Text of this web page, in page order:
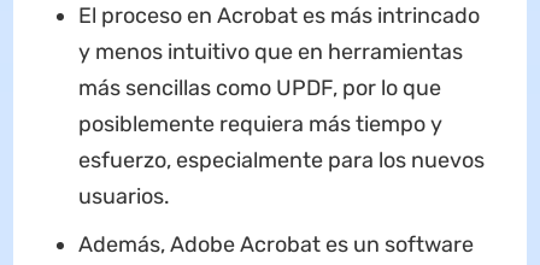
El proceso en Acrobat es más intrincado
y menos intuitivo que en herramientas
más sencillas como UPDF, por lo que
posiblemente requiera más tiempo y
esfuerzo, especialmente para los nuevos
usuarios.
Además, Adobe Acrobat es un software